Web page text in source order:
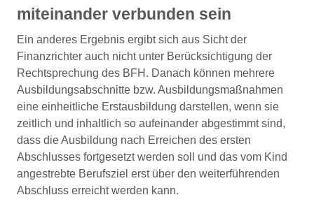
miteinander verbunden sein
Ein anderes Ergebnis ergibt sich aus Sicht der
Finanzrichter auch nicht unter Berücksichtigung der
Rechtsprechung des BFH. Danach können mehrere
Ausbildungsabschnitte bzw. Ausbildungsmaßnahmen
eine einheitliche Erstausbildung darstellen, wenn sie
zeitlich und inhaltlich so aufeinander abgestimmt sind,
dass die Ausbildung nach Erreichen des ersten
Abschlusses fortgesetzt werden soll und das vom Kind
angestrebte Berufsziel erst über den weiterführenden
Abschluss erreicht werden kann.